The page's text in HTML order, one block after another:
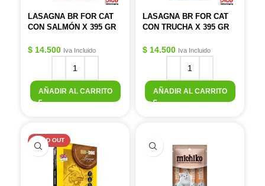
LASAGNA BR FOR CAT
CON SALMÓN X 395 GR
$ 14.500 Iva Incluido
AÑADIR AL CARRITO
LASAGNA BR FOR CAT
CON TRUCHA X 395 GR
$ 14.500 Iva Incluido
AÑADIR AL CARRITO
SOLD OUT